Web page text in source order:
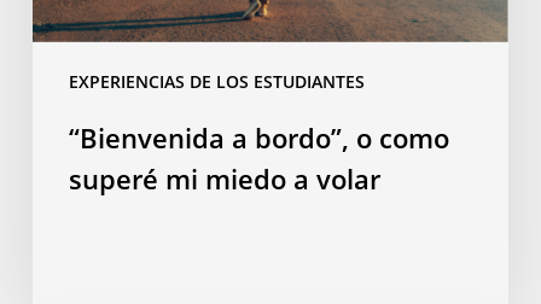
EXPERIENCIAS DE LOS ESTUDIANTES
volar
“Bienvenida a bordo”, o como
superé mi miedo a volar